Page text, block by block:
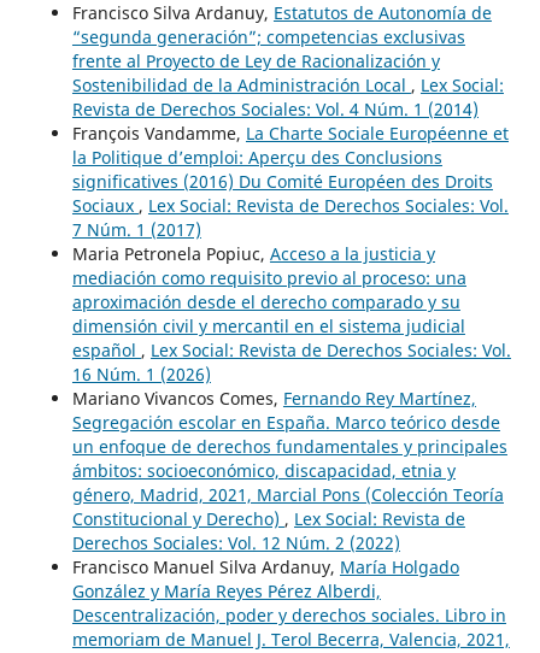
Francisco Silva Ardanuy, Estatutos de Autonomía de
“segunda generación”; competencias exclusivas
frente al Proyecto de Ley de Racionalización y
Sostenibilidad de la Administración Local , Lex Social:
Revista de Derechos Sociales: Vol. 4 Núm. 1 (2014)
François Vandamme, La Charte Sociale Européenne et
la Politique d’emploi: Aperçu des Conclusions
significatives (2016) Du Comité Européen des Droits
Sociaux , Lex Social: Revista de Derechos Sociales: Vol.
7 Núm. 1 (2017)
Maria Petronela Popiuc, Acceso a la justicia y
mediación como requisito previo al proceso: una
aproximación desde el derecho comparado y su
dimensión civil y mercantil en el sistema judicial
español , Lex Social: Revista de Derechos Sociales: Vol.
16 Núm. 1 (2026)
Mariano Vivancos Comes, Fernando Rey Martínez,
Segregación escolar en España. Marco teórico desde
un enfoque de derechos fundamentales y principales
ámbitos: socioeconómico, discapacidad, etnia y
género, Madrid, 2021, Marcial Pons (Colección Teoría
Constitucional y Derecho) , Lex Social: Revista de
Derechos Sociales: Vol. 12 Núm. 2 (2022)
Francisco Manuel Silva Ardanuy, María Holgado
González y María Reyes Pérez Alberdi,
Descentralización, poder y derechos sociales. Libro in
memoriam de Manuel J. Terol Becerra, Valencia, 2021,